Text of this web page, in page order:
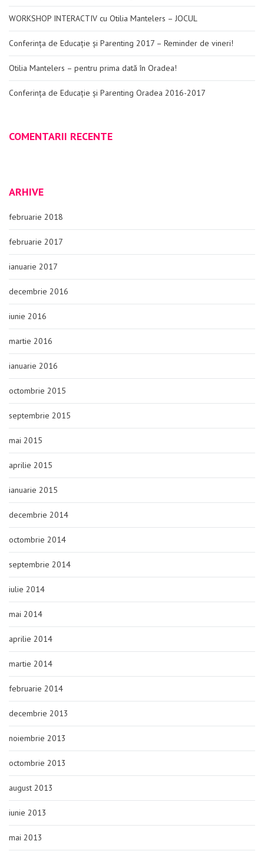
WORKSHOP INTERACTIV cu Otilia Mantelers – JOCUL
Conferința de Educație și Parenting 2017 – Reminder de vineri!
Otilia Mantelers – pentru prima dată în Oradea!
Conferința de Educație și Parenting Oradea 2016-2017
COMENTARII RECENTE
ARHIVE
februarie 2018
februarie 2017
ianuarie 2017
decembrie 2016
iunie 2016
martie 2016
ianuarie 2016
octombrie 2015
septembrie 2015
mai 2015
aprilie 2015
ianuarie 2015
decembrie 2014
octombrie 2014
septembrie 2014
iulie 2014
mai 2014
aprilie 2014
martie 2014
februarie 2014
decembrie 2013
noiembrie 2013
octombrie 2013
august 2013
iunie 2013
mai 2013